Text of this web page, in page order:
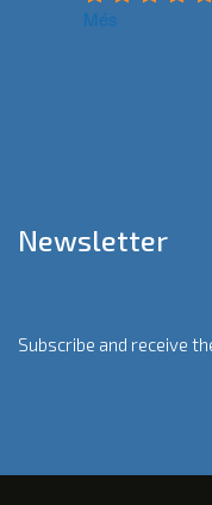
Més
Newsletter
Subscribe and receive